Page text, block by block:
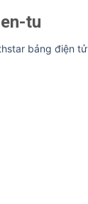
tu
bảng điện tử